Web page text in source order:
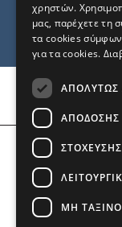
χρηστών.
μας, παρέχετε τη
τα cookies
για τα cookies.
ΑΠΟΛΎΤΩΣ
ΑΠΌΔΟΣΗΣ
ΣΤΌΧΕΥΣΗΣ
ΜΗ